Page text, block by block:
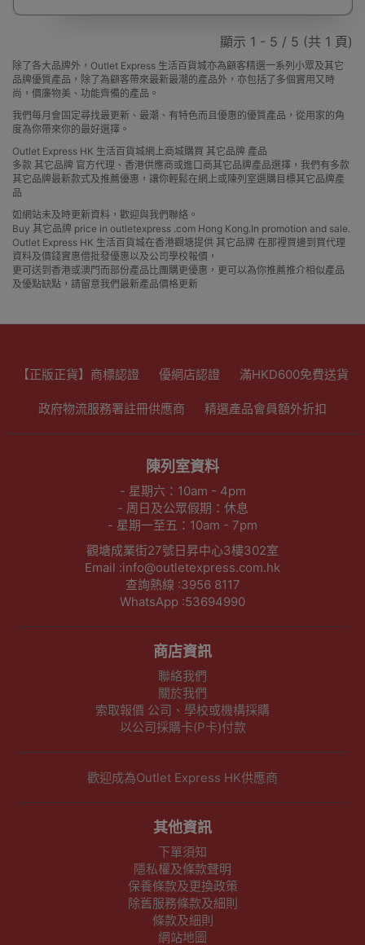
顯示 1 - 5 / 5 (共 1 頁)
除了各大品牌外，Outlet Express 生活百貨城亦為顧客精選一系列小眾及其它
品牌優質產品，除了為顧客帶來最新最潮的產品外，亦包括了多個實用又時
尚，價廉物美、功能齊備的產品。
我們每月會固定尋找最更新、最潮、有特色而且優惠的優質產品，從用家的角
度為你帶來你的最好選擇。
Outlet Express HK 生活百貨城網上商城購買 其它品牌 產品
多款 其它品牌 官方代理、香港供應商或進口商其它品牌產品選擇，我們有多款
其它品牌最新款式及推薦優惠，讓你輕鬆在網上或陳列室選購目標其它品牌產
品
如網站未及時更新資料，歡迎與我們聯絡。
Buy 其它品牌 price in outletexpress .com Hong Kong.In promotion and sale.
Outlet Express HK 生活百貨城在香港觀塘提供 其它品牌 在那裡買邊到買代理
資料及價錢實惠借批發優惠以及公司學校報價，
更可送到香港或澳門而部份產品比團購更優惠，更可以為你推薦推介相似產品
及優點缺點，請留意我們最新產品價格更新
【正版正貨】商標認證 優網店認證 滿HKD600免費送貨
政府物流服務署註冊供應商 精選產品會員額外折扣
陳列室資料
- 星期六：10am - 4pm
- 周日及公眾假期：休息
- 星期一至五：10am - 7pm
觀塘成業街27號日昇中心3樓302室
Email :info@outletexpress.com.hk
查詢熱線 :3956 8117
WhatsApp :53694990
商店資訊
聯絡我們
關於我們
索取報價 公司、學校或機構採購
以公司採購卡(P卡)付款
歡迎成為Outlet Express HK供應商
其他資訊
下單須知
隱私權及條款聲明
保養條款及更換政策
除舊服務條款及細則
條款及細則
網站地圖